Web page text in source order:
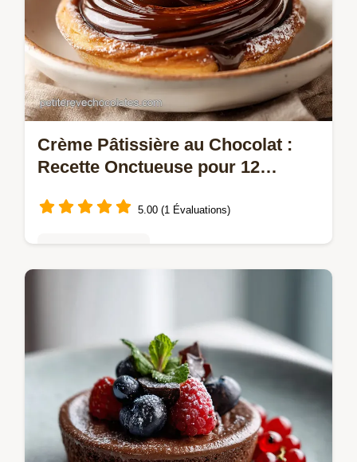
Crème Pâtissière au Chocolat :
Recette Onctueuse pour 12
5.00 (1 Évaluations)
pas. Inclus : conseils de chef pour une
texture parfaite. Prête en 25 minutes.